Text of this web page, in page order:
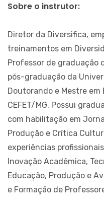
Sobre o instrutor:
Diretor da Diversifica,
treinamentos em
Professor de graduação
pós-graduação da
Doutorando e Mestre
CEFET/MG. Possui
com habilitação em
Produção e Crítica
experiências
Inovação Acadêmica,
Educação, Produção e
e Formação de